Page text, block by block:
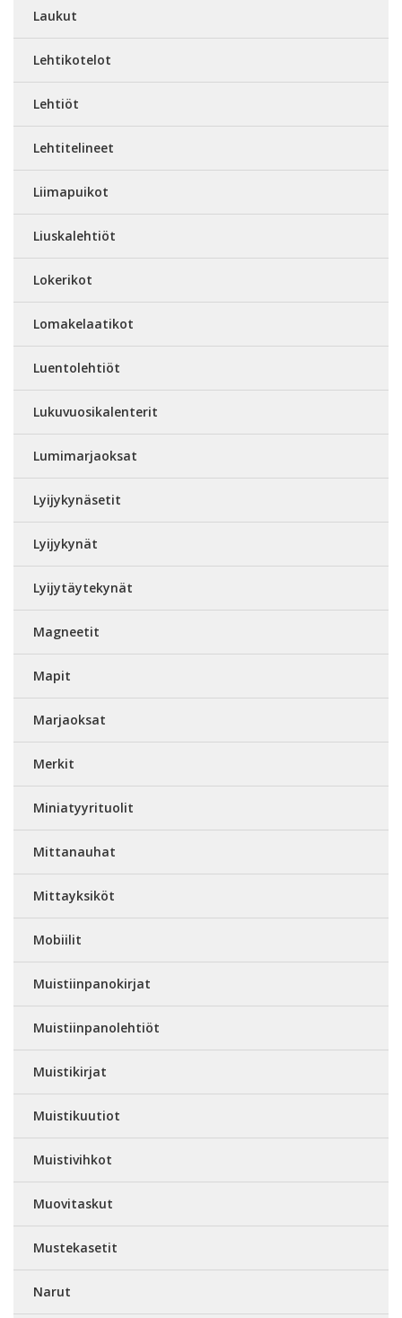
Laukut
Lehtikotelot
Lehtiöt
Lehtitelineet
Liimapuikot
Liuskalehtiöt
Lokerikot
Lomakelaatikot
Luentolehtiöt
Lukuvuosikalenterit
Lumimarjaoksat
Lyijykynäsetit
Lyijykynät
Lyijytäytekynät
Magneetit
Mapit
Marjaoksat
Merkit
Miniatyyrituolit
Mittanauhat
Mittayksiköt
Mobiilit
Muistiinpanokirjat
Muistiinpanolehtiöt
Muistikirjat
Muistikuutiot
Muistivihkot
Muovitaskut
Mustekasetit
Narut